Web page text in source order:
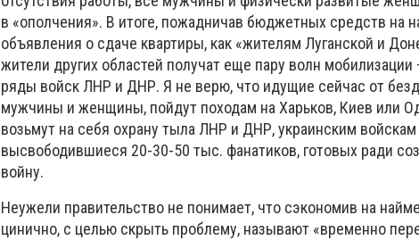
в «ополчения». В итоге, пожадничав бюджетных средств на
объявления о сдаче квартиры, как «жителям Луганской и
жители других областей получат еще пару волн
ряды войск ЛНР и ДНР. Я не верю, что идущие сейчас от
мужчины и женщины, пойдут походам на Харьков, Киев или
возьмут на себя охрану тыла ЛНР и ДНР, украинским
высвободившиеся 20-30-50 тыс. фанатиков, готовых ради
войну.
Неужели правительство не понимает, что сэкономив на
цинично, с целью скрыть проблему, называют «временно